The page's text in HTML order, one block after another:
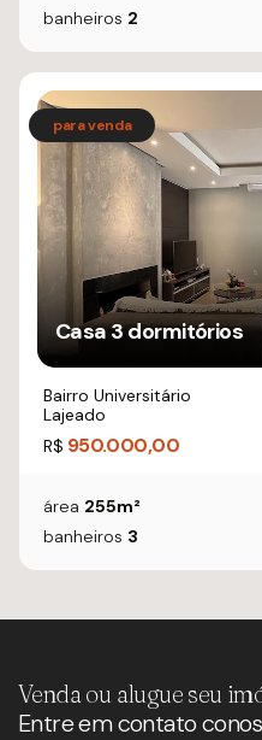
banheiros 2
Casa 3 dormitórios
Bairro Universitário
Lajeado
R$ 950.000,00
área 255m²
banheiros 3
Venda ou alugue seu
Entre em contato